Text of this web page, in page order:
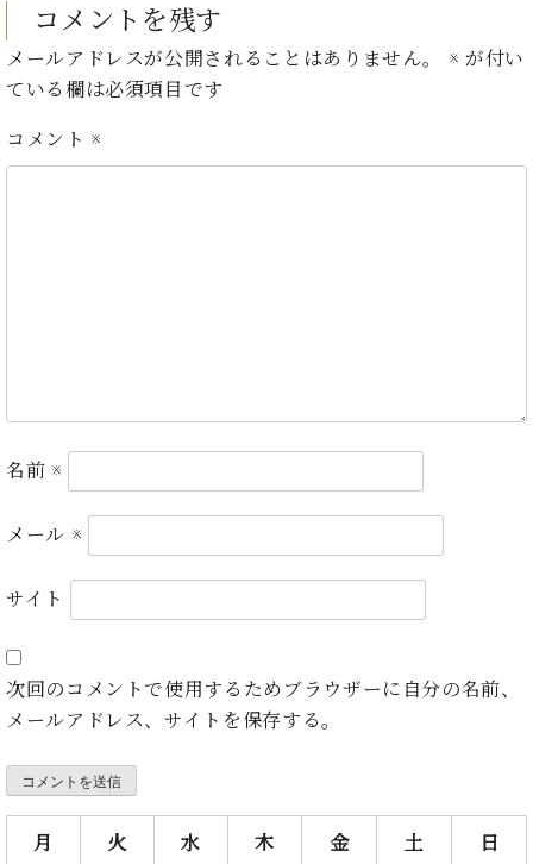
イ
ン
コ
ン
サ
ノ
ベ
ュ
レ
デ
ス
ア
音
楽
室
音
教
室
店
長
ご
拶
展
ホー
ル・
スタ
空き
状況
動
サ
ー
ス
音
楽
コメントを残す
メールアドレスが公開されることはありません。 ※ が付い
ている欄は必須項目です
コメント ※
名前 ※
メール ※
サイト
次回のコメントで使用するためブラウザーに自分の名前、
メールアドレス、サイトを保存する。
月 火 水 木 金 土 日